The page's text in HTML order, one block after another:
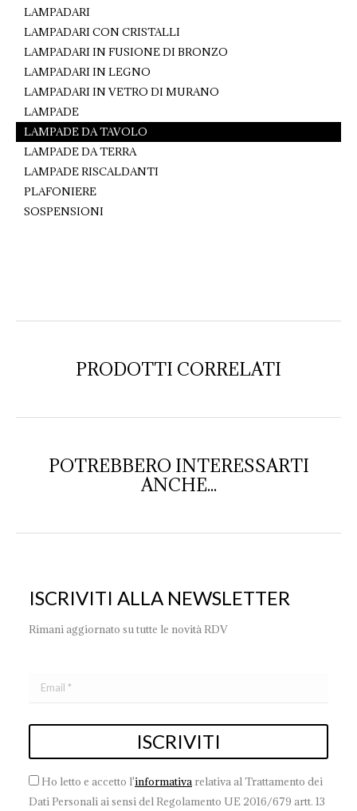
LAMPADARI
LAMPADARI CON CRISTALLI
LAMPADARI IN FUSIONE DI BRONZO
LAMPADARI IN LEGNO
LAMPADARI IN VETRO DI MURANO
LAMPADE
LAMPADE DA TAVOLO
LAMPADE DA TERRA
LAMPADE RISCALDANTI
PLAFONIERE
SOSPENSIONI
PRODOTTI CORRELATI
POTREBBERO INTERESSARTI
ANCHE...
ISCRIVITI ALLA NEWSLETTER
Rimani aggiornato su tutte le novità RDV
Ho letto e accetto l'informativa relativa al Trattamento dei
Dati Personali ai sensi del Regolamento UE 2016/679 artt. 13